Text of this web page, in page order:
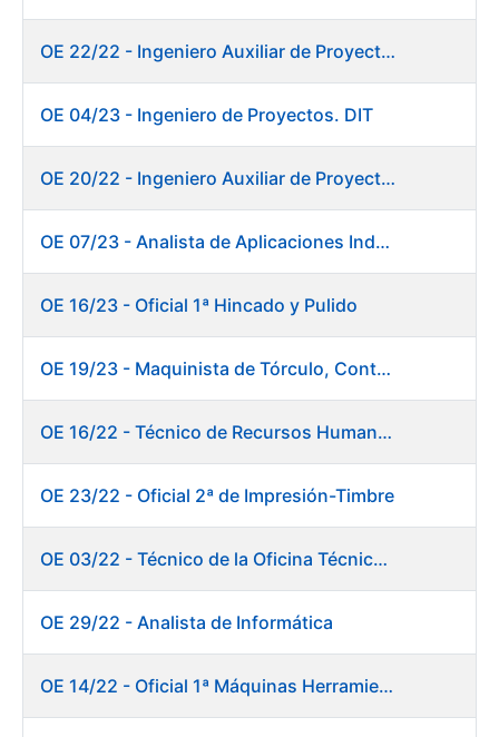
Show/Hide
OE 22/22 - Ingeniero Auxiliar de Proyectos. DIT
OE 04/23 - Ingeniero de Proyectos. DIT
OE 20/22 - Ingeniero Auxiliar de Proyectos. Informática
OE 07/23 - Analista de Aplicaciones Industriales
OE 16/23 - Oficial 1ª Hincado y Pulido
OE 19/23 - Maquinista de Tórculo, Contado, Empaquetado e Inutilización de Moneda
OE 16/22 - Técnico de Recursos Humanos
OE 23/22 - Oficial 2ª de Impresión-Timbre
OE 03/22 - Técnico de la Oficina Técnica de Producto (Fábrica de Papel)
OE 29/22 - Analista de Informática
OE 14/22 - Oficial 1ª Máquinas Herramientas y Control Numérico